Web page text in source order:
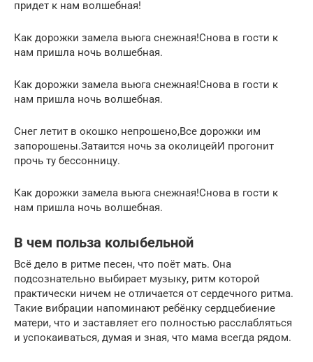
придет к нам волшебная!
Как дорожки замела вьюга снежная!Снова в гости к
нам пришла ночь волшебная.
Как дорожки замела вьюга снежная!Снова в гости к
нам пришла ночь волшебная.
Снег летит в окошко непрошено,Все дорожки им
запорошены.Затаится ночь за околицейИ прогонит
прочь ту бессонницу.
Как дорожки замела вьюга снежная!Снова в гости к
нам пришла ночь волшебная.
В чем польза колыбельной
Всё дело в ритме песен, что поёт мать. Она
подсознательно выбирает музыку, ритм которой
практически ничем не отличается от сердечного ритма.
Такие вибрации напоминают ребёнку сердцебиение
матери, что и заставляет его полностью расслабляться
и успокаиваться, думая и зная, что мама всегда рядом.